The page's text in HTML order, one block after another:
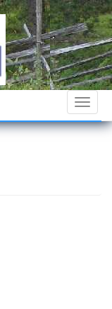
Toggle